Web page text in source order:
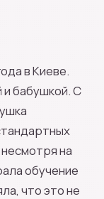
в Киеве.
и бабушкой. С
на
обучение
что это не